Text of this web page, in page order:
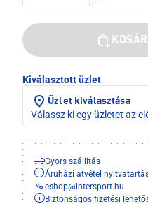
Kiválasztott üzlet
Üzlet kiválasztása
Válassz ki egy üzletet az
Gyors szállítás
Áruházi átvétel
eshop@intersport.hu
Biztonságos fizetési